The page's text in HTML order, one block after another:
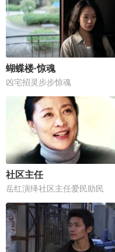
蝴蝶楼·惊魂
凶宅招灵步步惊魂
社区主任
岳红演绎社区主任爱民助民